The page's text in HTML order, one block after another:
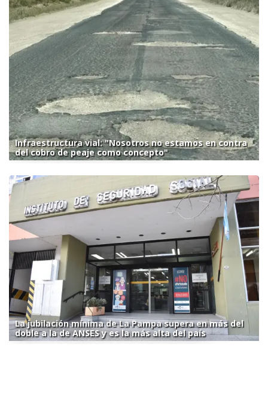
Infraestructura vial: "Nosotros no estamos en contra
del cobro de peaje como concepto"
La jubilación mínima de La Pampa supera en más del
doble a la de ANSES y es la más alta del país